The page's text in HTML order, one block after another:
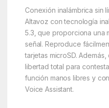
Conexión inalámbrica sin
Altavoz con tecnología
5.3, que proporciona una
señal. Reproduce
tarjetas microSD.
libertad total para
función manos libres y
Voice Assistant.